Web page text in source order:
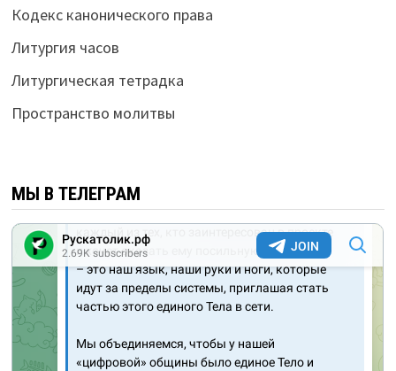
Кодекс канонического права
Литургия часов
Литургическая тетрадка
Пространство молитвы
МЫ В ТЕЛЕГРАМ